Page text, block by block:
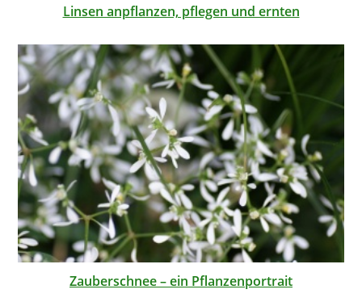
Linsen anpflanzen, pflegen und ernten
Zauberschnee – ein Pflanzenportrait